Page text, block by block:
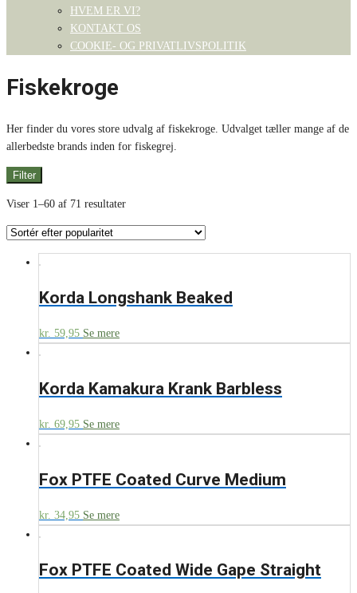
HVEM ER VI?
KONTAKT OS
COOKIE- OG PRIVATLIVSPOLITIK
Fiskekroge
Her finder du vores store udvalg af fiskekroge. Udvalget tæller mange af de
allerbedste brands inden for fiskegrej.
Filter
Viser 1–60 af 71 resultater
Korda Longshank Beaked
kr. 59,95 Se mere
Korda Kamakura Krank Barbless
kr. 69,95 Se mere
Fox PTFE Coated Curve Medium
kr. 34,95 Se mere
Fox PTFE Coated Wide Gape Straight